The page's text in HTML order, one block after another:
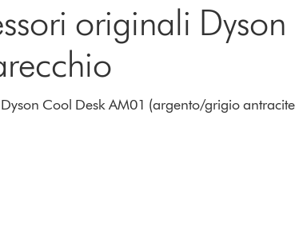
originali
Cool Desk AM01 (argento/grigio